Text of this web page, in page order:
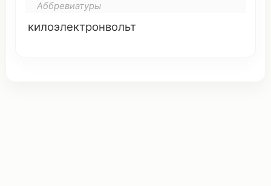
Аббревиатуры
килоэлектронвольт